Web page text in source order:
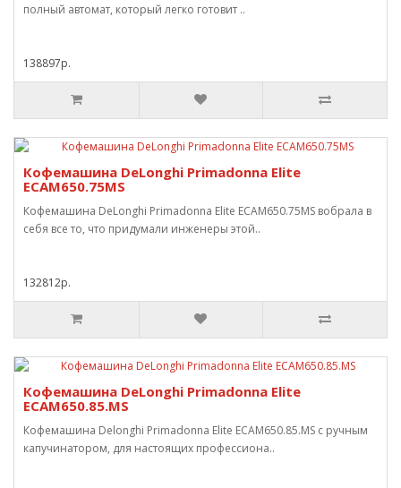
полный автомат, который легко готовит ..
138897р.
Кофемашина DeLonghi Primadonna Elite
ECAM650.75MS
Кофемашина DeLonghi Primadonna Elite ECAM650.75MS вобрала в
себя все то, что придумали инженеры этой..
132812р.
Кофемашина DeLonghi Primadonna Elite
ECAM650.85.MS
Кофемашина Delonghi Primadonna Elite ECAM650.85.MS с ручным
капучинатором, для настоящих профессиона..